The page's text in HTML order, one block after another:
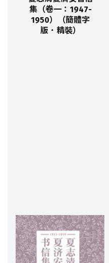
集（卷一：1947-
1950）（簡體字
版．精裝）